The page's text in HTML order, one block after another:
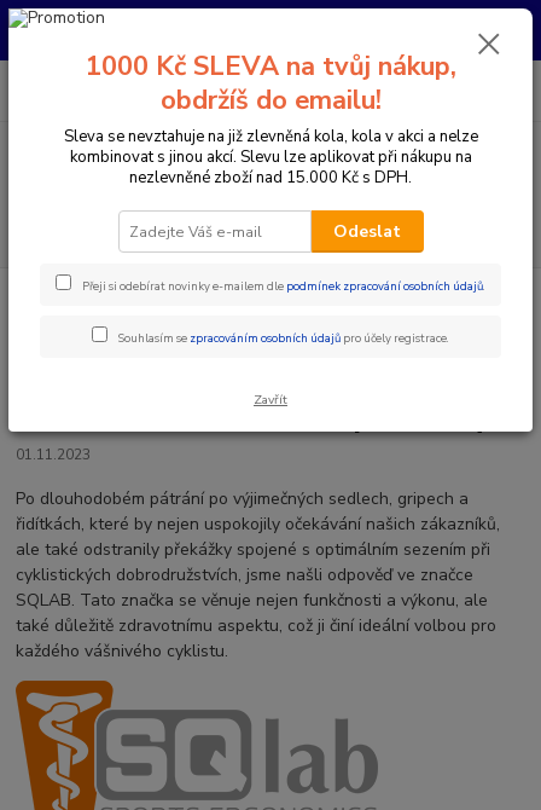
Pro nachystání kola / doplňků na prodejně si prosím zavolejte dopředu.
Menu
CZK
PO-PÁ 10:00-17:00 | SO: 9:00-12:00
Novinky
SQLAB Nastavení posedu s funkčními a kvalitními
funkčními a kvalitními produkty
01.11.2023
Po dlouhodobém pátrání po výjimečných sedlech, gripech a
řidítkách, které by nejen uspokojily očekávání našich zákazníků,
ale také odstranily překážky spojené s optimálním sezením při
cyklistických dobrodružstvích, jsme našli odpověď ve značce
SQLAB. Tato značka se věnuje nejen funkčnosti a výkonu, ale
také důležitě zdravotnímu aspektu, což ji činí ideální volbou pro
každého vášnivého cyklistu.
1000 Kč SLEVA na tvůj nákup,
obdržíš do emailu!
Sleva se nevztahuje na již zlevněná kola, kola v akci a nelze
kombinovat s jinou akcí. Slevu lze aplikovat při nákupu na
nezlevněné zboží nad 15.000 Kč s DPH.
Odeslat
Přeji si odebírat novinky e-mailem dle podmínek zpracování osobních údajů.
Souhlasím se zpracováním osobních údajů pro účely registrace.
Zavřít